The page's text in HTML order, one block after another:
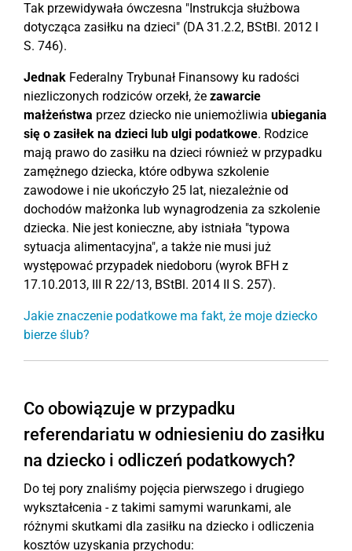
Tak przewidywała ówczesna "Instrukcja służbowa
dotycząca zasiłku na dzieci" (DA 31.2.2, BStBl. 2012 I
S. 746).
Jednak Federalny Trybunał Finansowy ku radości
niezliczonych rodziców orzekł, że zawarcie
małżeństwa przez dziecko nie uniemożliwia ubiegania
się o zasiłek na dzieci lub ulgi podatkowe. Rodzice
mają prawo do zasiłku na dzieci również w przypadku
zamężnego dziecka, które odbywa szkolenie
zawodowe i nie ukończyło 25 lat, niezależnie od
dochodów małżonka lub wynagrodzenia za szkolenie
dziecka. Nie jest konieczne, aby istniała "typowa
sytuacja alimentacyjna", a także nie musi już
występować przypadek niedoboru (wyrok BFH z
17.10.2013, III R 22/13, BStBl. 2014 II S. 257).
Jakie znaczenie podatkowe ma fakt, że moje dziecko
bierze ślub?
Co obowiązuje w przypadku
referendariatu w odniesieniu do zasiłku
na dziecko i odliczeń podatkowych?
Do tej pory znaliśmy pojęcia pierwszego i drugiego
wykształcenia - z takimi samymi warunkami, ale
różnymi skutkami dla zasiłku na dziecko i odliczenia
kosztów uzyskania przychodu: